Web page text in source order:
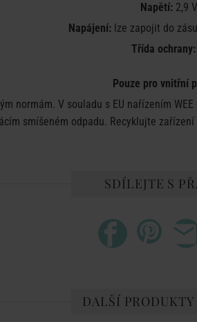
Napětí: 2,9 V
Napájení:lze zapojit do
Třída ochrany:
Pouze pro vnitřní
normám. V souladu s EU nařízením
smíšeném odpadu. Recyklujte
SDÍLEJTE S
DALŠÍ